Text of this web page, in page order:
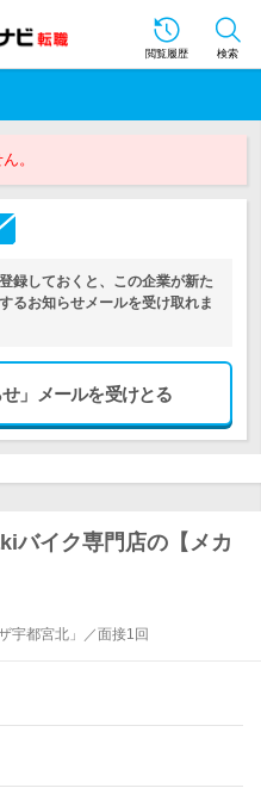
閲覧履歴 検索
。
録しておくと、この企業が新た
るお知らせメールを受け取れま
」メールを受けとる
バイク専門店の【メカ
宇都宮北」／面接1回